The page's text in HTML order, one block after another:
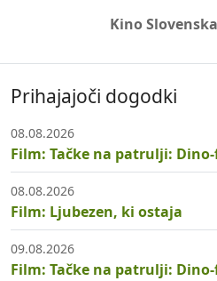
Kino
Prihajajoči dogodki
08.08.2026
Film: Tačke na patrulji:
08.08.2026
Film: Ljubezen, ki ostaja
09.08.2026
Film: Tačke na patrulji: